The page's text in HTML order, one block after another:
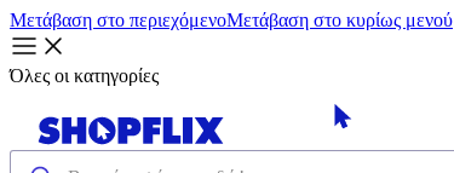
Μετάβαση στο περιεχόμενοΜετάβαση στο κυρίως μενού
Όλες οι κατηγορίες